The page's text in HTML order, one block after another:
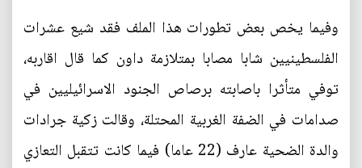
وفيما يخص بعض تطورات هذا الملف فقد شيع عشرات
الفلسطينيين شابا مصابا بمتلازمة داون كما قال اقاربه،
توفي متأثرا باصابته برصاص الجنود الاسرائيليين في
صدامات في الضفة الغربية المحتلة، وقالت زكية جرادات
والدة الضحية عارف (22 عاما) فيما كانت تتقبل التعازي